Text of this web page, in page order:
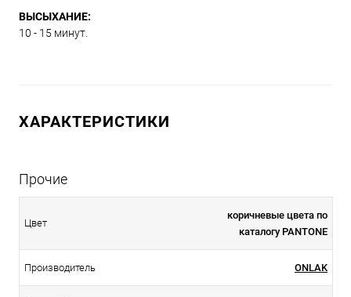
ВЫСЫХАНИЕ:
10 - 15 минут.
ХАРАКТЕРИСТИКИ
Прочие
Цвет
коричневые цвета по
каталогу PANTONE
Производитель ONLAK